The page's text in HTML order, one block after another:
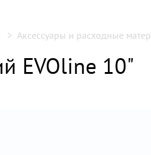
Аксессуары и расходные
EVOline 10"